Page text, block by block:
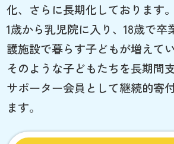
化、さらに長期化しております。
1歳から乳児院に入り、18歳で
護施設で暮らす子どもが増えてい
そのような子どもたちを長期間
サポーター会員として継続的寄
ます。